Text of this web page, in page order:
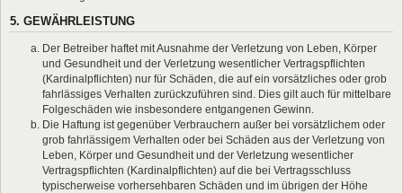
5. GEWÄHRLEISTUNG
Der Betreiber haftet mit Ausnahme der Verletzung von Leben, Körper
und Gesundheit und der Verletzung wesentlicher Vertragspflichten
(Kardinalpflichten) nur für Schäden, die auf ein vorsätzliches oder grob
fahrlässiges Verhalten zurückzuführen sind. Dies gilt auch für mittelbare
Folgeschäden wie insbesondere entgangenen Gewinn.
Die Haftung ist gegenüber Verbrauchern außer bei vorsätzlichem oder
grob fahrlässigem Verhalten oder bei Schäden aus der Verletzung von
Leben, Körper und Gesundheit und der Verletzung wesentlicher
Vertragspflichten (Kardinalpflichten) auf die bei Vertragsschluss
typischerweise vorhersehbaren Schäden und im übrigen der Höhe